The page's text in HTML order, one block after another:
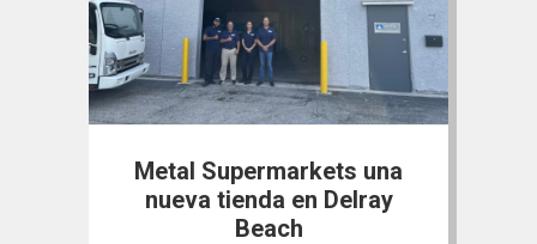
Metal Supermarkets una
nueva tienda en Delray
Beach